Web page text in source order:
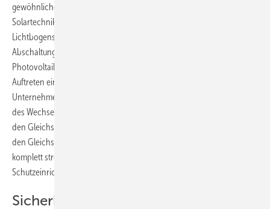
gewöhnlichen Stromkreises“, erklärt der Fachgroßhändler für
Solartechnik
Lichtbogenschutz entwickelt. „Die Lichtbogenerkennung mit
Abschaltung verringert das Risiko durch Lichtbögen in einer
Photovoltaikanlage ganz erheblich, da die Anlage sofort nach dem
Auftreten eines Lichtbogens abgeschaltet wird“, betont das
Unternehmen. Das Gerät wird entweder auf der Wechselstromseite
des Wechselrichters installiert und trennt im Fall eines Lichtbogens
den Gleichstrom- vom Wechselstromkreis. Oder das Gerät wird in
den Gleichstromkreis integriert und schaltet die Anlage im Brandfall
komplett stromfrei. Dazu reicht es, dass die Stromversorgung der
Schutzeinrichtung durch die Feuerwehr unterbrochen wird.
Sicherheit beim Einsatz